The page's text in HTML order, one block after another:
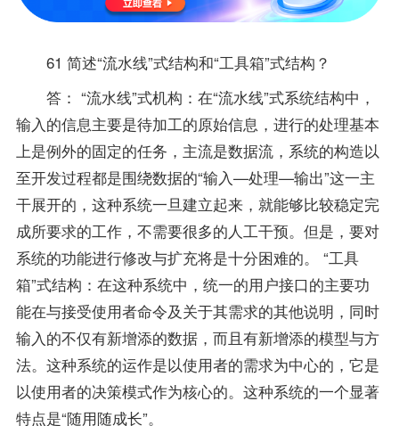
61 简述“流水线”式结构和“工具箱”式结构？
答： “流水线”式机构：在“流水线”式系统结构中，
输入的信息主要是待加工的原始信息，进行的处理基本
上是例外的固定的任务，主流是数据流，系统的构造以
至开发过程都是围绕数据的“输入—处理—输出”这一主
干展开的，这种系统一旦建立起来，就能够比较稳定完
成所要求的工作，不需要很多的人工干预。但是，要对
系统的功能进行修改与扩充将是十分困难的。 “工具
箱”式结构：在这种系统中，统一的用户接口的主要功
能在与接受使用者命令及关于其需求的其他说明，同时
输入的不仅有新增添的数据，而且有新增添的模型与方
法。这种系统的运作是以使用者的需求为中心的，它是
以使用者的决策模式作为核心的。这种系统的一个显著
特点是“随用随成长”。